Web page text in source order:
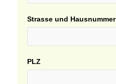
Strasse und Hausnummer
PLZ